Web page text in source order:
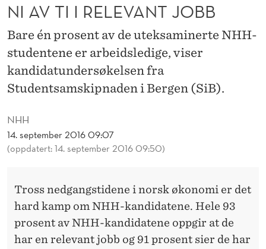
V
A
N
T
O
B
NHH
14. september 2016 09:07
(oppdatert: 14. september 2016 09:50)
NI AV TI I RELEVANT JOBB
Bare én prosent av de uteksaminerte NHH-
studentene er arbeidsledige, viser
kandidatundersøkelsen fra
Studentsamskipnaden i Bergen (SiB).
Tross nedgangstidene i norsk økonomi er det
hard kamp om NHH-kandidatene. Hele 93
prosent av NHH-kandidatene oppgir at de
har en relevant jobb og 91 prosent sier de har